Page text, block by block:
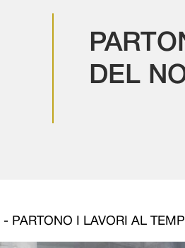
DEL
- PARTONO I LAVORI AL